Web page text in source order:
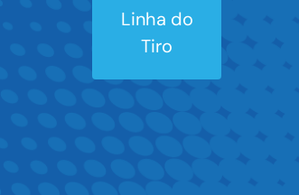
Linha do
Tiro